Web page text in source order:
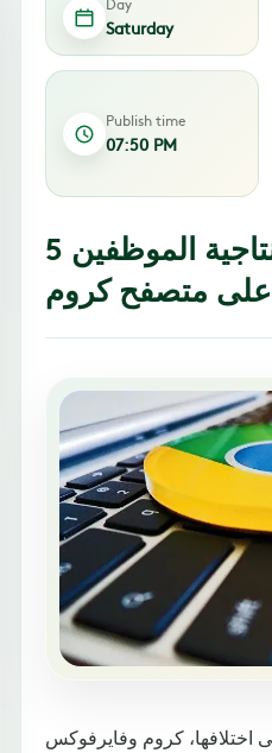
Saturday
Publish time
07:50 PM
5 أمور لزيادة إنتاجية الموظفين
على متصفح كروم
كروم وفايرفوكس